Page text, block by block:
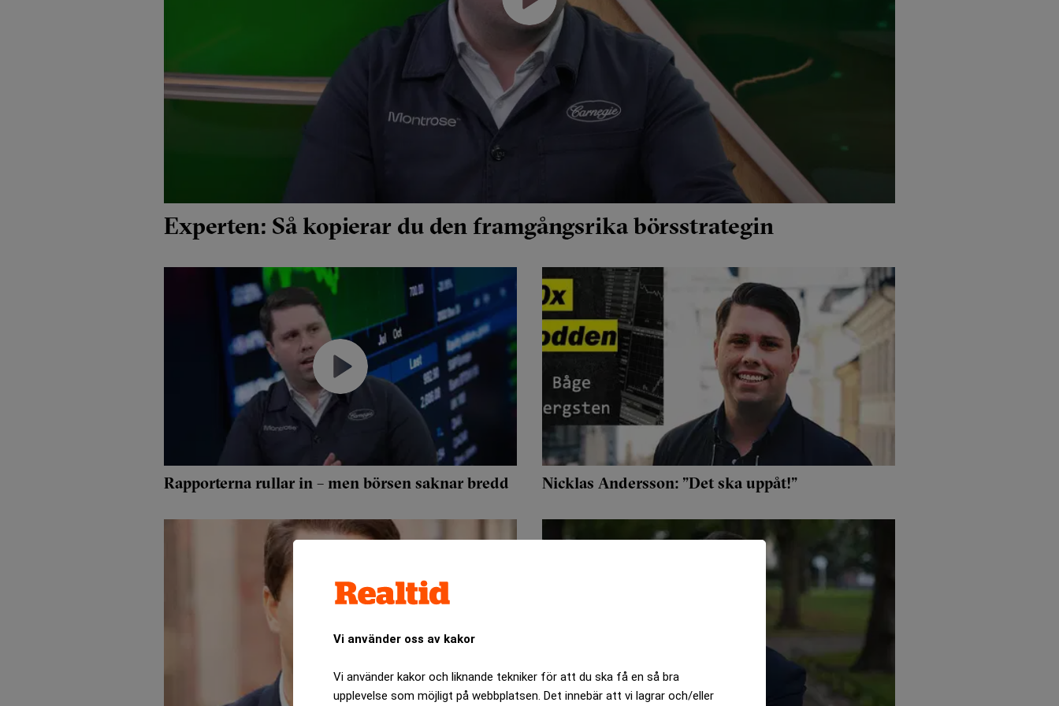
Vi använder oss av kakor
Vi använder kakor och liknande tekniker för att du ska få en så bra
upplevelse som möjligt på webbplatsen. Det innebär att vi lagrar och/eller
Experten: Så kopierar du den framgångsrika börsstrategin
Rapporterna rullar in – men börsen saknar bredd Nicklas Andersson: ”Det ska uppåt!”